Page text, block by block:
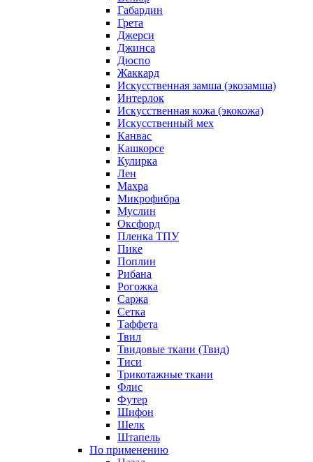
Габардин
Грета
Джерси
Джинса
Дюспо
Жаккард
Искусственная замша (экозамша)
Интерлок
Искусственная кожа (экокожа)
Искусственный мех
Канвас
Кашкорсе
Кулирка
Лен
Махра
Микрофибра
Муслин
Оксфорд
Пленка ТПУ
Пике
Поплин
Рибана
Рогожка
Саржа
Сетка
Таффета
Твил
Твидовые ткани (Твид)
Тиси
Трикотажные ткани
Флис
Футер
Шифон
Шелк
Штапель
По применению